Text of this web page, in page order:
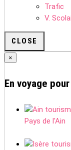
Trafic
V.
CLOSE
×
En voyage
Pays de l'Ain